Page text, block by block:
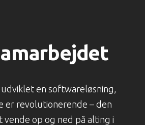
udviklet en softwareløsning,
er revolutionerende – den
vende op og ned på alting i